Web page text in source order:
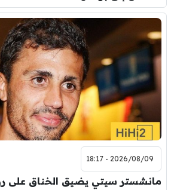
2026/08/09 - 18:17
مانشستر سيتي يضيق الخناق على